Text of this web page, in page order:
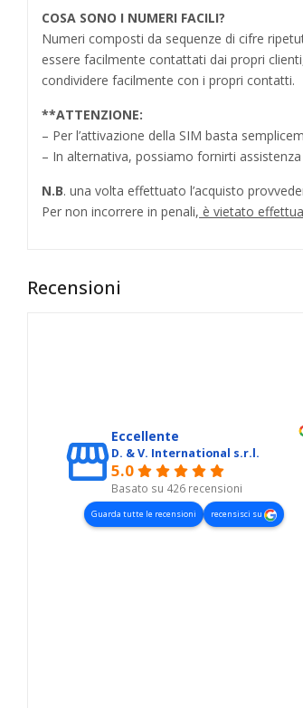
COSA SONO I NUMERI FACILI?
Numeri composti da sequenze di cifre
essere facilmente contattati dai propri
condividere facilmente con i propri contatti.
**ATTENZIONE:
– Per l’attivazione della SIM basta
– In alternativa, possiamo fornirti
N.B. una volta effettuato l’acquisto
Per non incorrere in penali, è vietato
Recensioni
Eccellente
D. & V. International s.r.l.
5.0
Basato su 426 recensioni
Guarda tutte le recensioni recensisci su